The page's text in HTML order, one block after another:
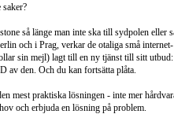
så länge man inte ska till sydpolen eller
och i Prag, verkar de otaliga små internet-
sin mejl) lagt till en ny tjänst till sitt utbud:
av den. Och du kan fortsätta plåta.
mest praktiska lösningen - inte mer
och erbjuda en lösning på problem.